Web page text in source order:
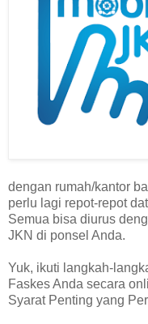
dengan rumah/kantor
perlu lagi repot-repot
Semua bisa diurus
JKN di ponsel Anda.
Yuk, ikuti langkah-
Faskes Anda secara
Syarat Penting yang